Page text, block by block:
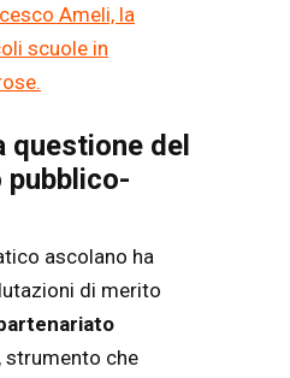
Ameli, la
scuole in
questione del
ascolano ha
di merito
, strumento che